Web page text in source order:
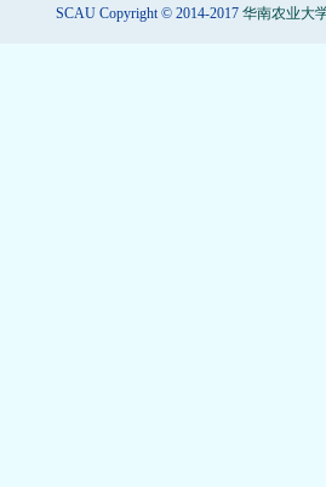
SCAU Copyright © 2014-2017 华南农业大